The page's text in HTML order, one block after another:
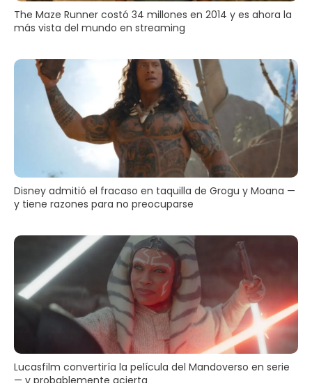
The Maze Runner costó 34 millones en 2014 y es ahora la
más vista del mundo en streaming
Disney admitió el fracaso en taquilla de Grogu y Moana —
y tiene razones para no preocuparse
Lucasfilm convertiría la película del Mandoverso en serie
— y probablemente acierta